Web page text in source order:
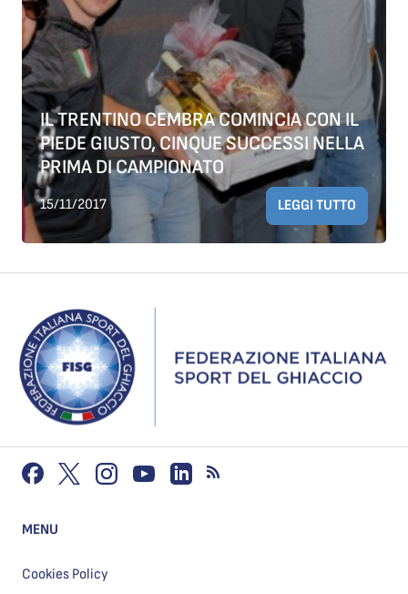
IL TRENTINO CEMBRA COMINCIA CON IL
PIEDE GIUSTO, CINQUE SUCCESSI NELLA
PRIMA DI CAMPIONATO
15/11/2017 LEGGI TUTTO
MENU
Cookies Policy